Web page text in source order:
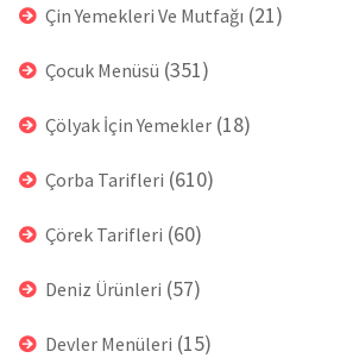
Çin Yemekleri Ve Mutfağı (21)
Çocuk Menüsü (351)
Çölyak İçin Yemekler (18)
Çorba Tarifleri (610)
Çörek Tarifleri (60)
Deniz Ürünleri (57)
Devler Menüleri (15)